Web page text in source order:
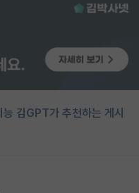
김GPT가 추천하는 게시